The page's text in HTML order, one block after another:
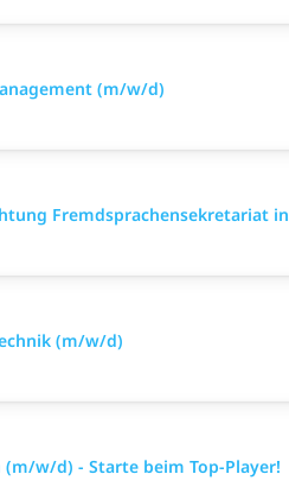
(m/w/d)
Fremdsprachensekretariat
(m/w/d)
w/d) - Starte beim Top-Player!